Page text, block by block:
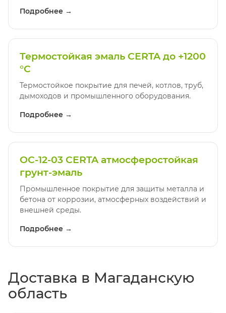
Подробнее →
Термостойкая эмаль CERTA до +1200
°C
Термостойкое покрытие для печей, котлов, труб,
дымоходов и промышленного оборудования.
Подробнее →
ОС-12-03 CERTA атмосферостойкая
грунт-эмаль
Промышленное покрытие для защиты металла и
бетона от коррозии, атмосферных воздействий и
внешней среды.
Подробнее →
Доставка в Магаданскую
область